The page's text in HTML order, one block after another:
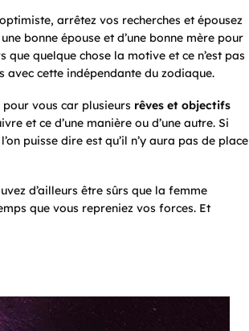
arrêtez vos recherches et épousez
bonne épouse et d’une bonne mère pour
que quelque chose la motive et ce n’est pas
avec cette indépendante du zodiaque.
vous car plusieurs rêves et objectifs
et ce d’une manière ou d’une autre. Si
puisse dire est qu’il n’y aura pas de place
d’ailleurs être sûrs que la femme
que vous repreniez vos forces. Et